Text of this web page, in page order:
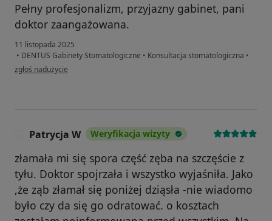
Pełny profesjonalizm, przyjazny gabinet, pani
doktor zaangażowana.
11 listopada 2025
• DENTUS Gabinety Stomatologiczne • Konsultacja stomatologiczna •
w opinii użytkownika Just1969
zgłoś nadużycie
Patrycja W Weryfikacja wizyty
złamała mi się spora część zęba na szczęście z
tyłu. Doktor spojrzała i wszystko wyjaśniła. Jako
,że ząb złamał się poniżej dziąsła -nie wiadomo
było czy da się go odratować. o kosztach